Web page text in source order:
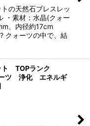
の天然石ブレスレッ
・素材：水晶(クォー
、内径約17cm
クォーツの中で、結
ト TOPランク
ツ 浄化 エネルギ